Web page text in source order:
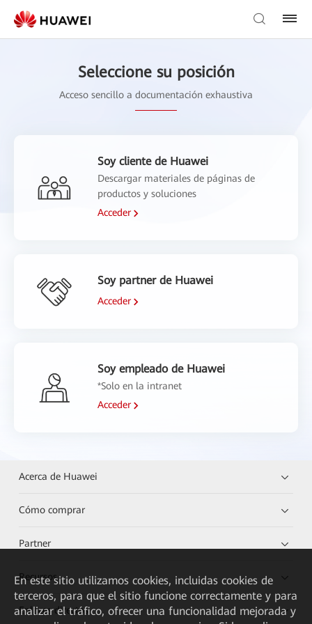
Seleccione su posición
Acceso sencillo a documentación exhaustiva
Soy cliente de Huawei
Descargar materiales de páginas de
productos y soluciones
Acceder
Soy partner de Huawei
Acceder
Soy empleado de Huawei
*Solo en la intranet
Acceder
Acerca de Huawei
Cómo comprar
Partner
Recursos
Enlaces directos
En este sitio utilizamos cookies, incluidas cookies de
terceros, para que el sitio funcione correctamente y para
analizar el tráfico, ofrecer una funcionalidad mejorada y